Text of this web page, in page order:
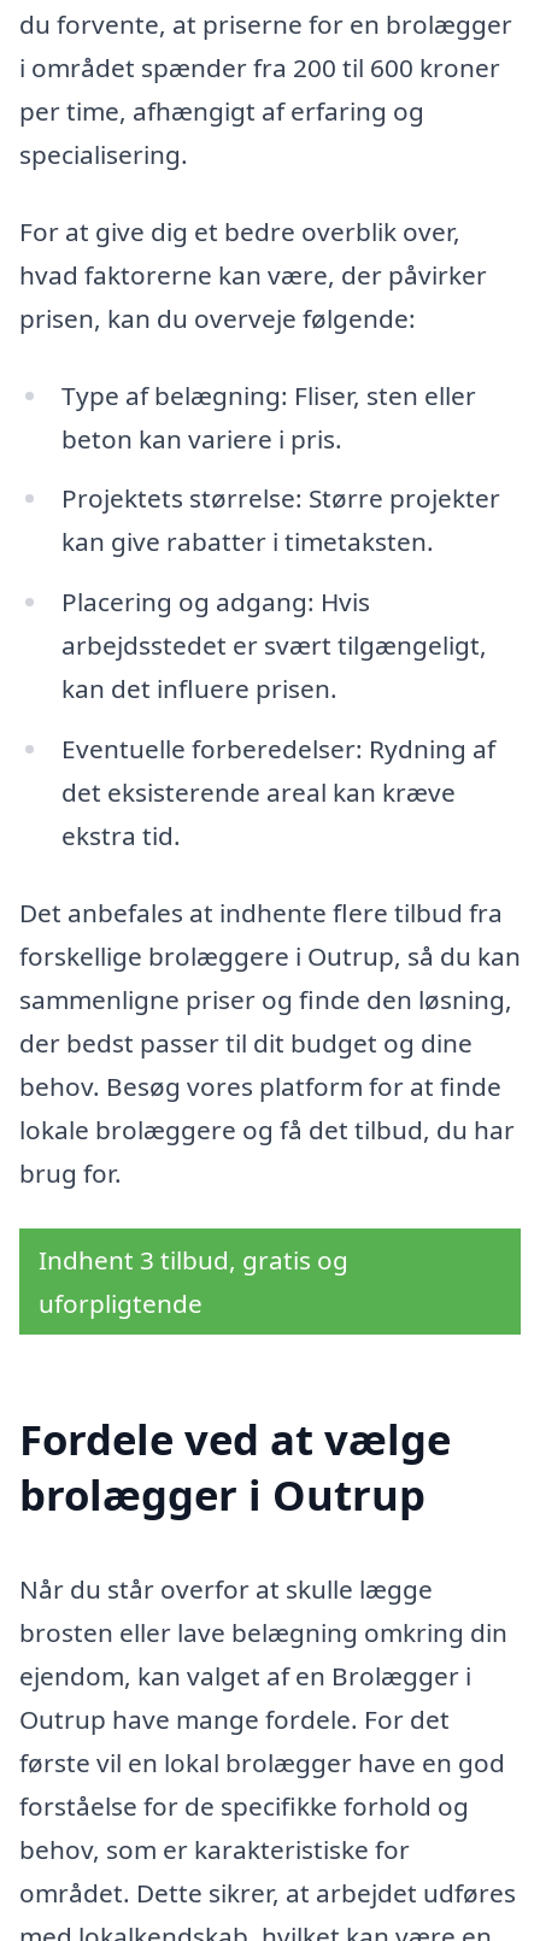
du forvente, at priserne for en brolægger
i området spænder fra 200 til 600 kroner
per time, afhængigt af erfaring og
specialisering.
For at give dig et bedre overblik over,
hvad faktorerne kan være, der påvirker
prisen, kan du overveje følgende:
Type af belægning: Fliser, sten eller
beton kan variere i pris.
Projektets størrelse: Større projekter
kan give rabatter i timetaksten.
Placering og adgang: Hvis
arbejdsstedet er svært tilgængeligt,
kan det influere prisen.
Eventuelle forberedelser: Rydning af
det eksisterende areal kan kræve
ekstra tid.
Det anbefales at indhente flere tilbud fra
forskellige brolæggere i Outrup, så du kan
sammenligne priser og finde den løsning,
der bedst passer til dit budget og dine
behov. Besøg vores platform for at finde
lokale brolæggere og få det tilbud, du har
brug for.
Indhent 3 tilbud, gratis og
uforpligtende
Fordele ved at vælge
brolægger i Outrup
Når du står overfor at skulle lægge
brosten eller lave belægning omkring din
ejendom, kan valget af en Brolægger i
Outrup have mange fordele. For det
første vil en lokal brolægger have en god
forståelse for de specifikke forhold og
behov, som er karakteristiske for
området. Dette sikrer, at arbejdet udføres